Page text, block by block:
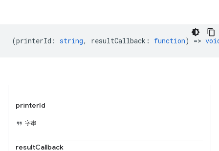
(printerId : string, resultCallback : function) =>
printerId
字串
resultCallback